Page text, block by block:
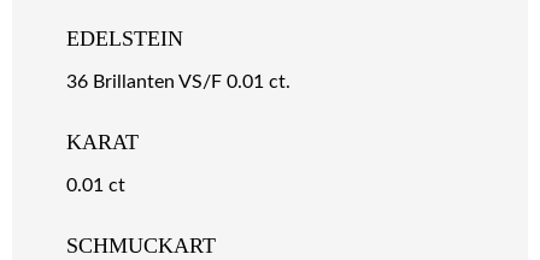
EDELSTEIN
36 Brillanten VS/F 0.01 ct.
KARAT
0.01 ct
SCHMUCKART